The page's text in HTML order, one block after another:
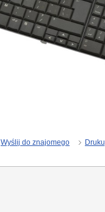
Wyślij do znajomego